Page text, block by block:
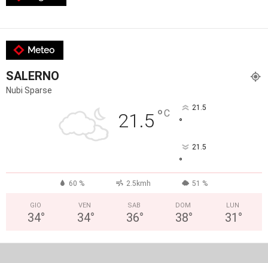
Meteo
SALERNO
Nubi Sparse
21.5 °C 21.5
°
21.5
°
60 % 2.5kmh 51 %
GIO
34°
VEN
34°
SAB
36°
DOM
38°
LUN
31 °